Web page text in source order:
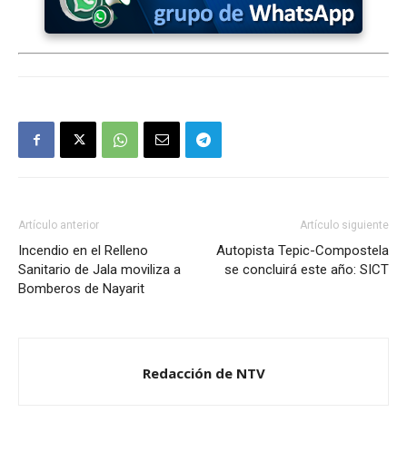
Artículo anterior
Incendio en el Relleno
Sanitario de Jala moviliza a
Bomberos de Nayarit
Artículo siguiente
Autopista Tepic-Compostela
se concluirá este año: SICT
Redacción de NTV